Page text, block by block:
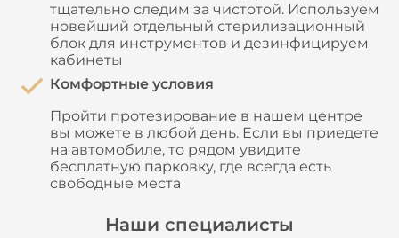
тщательно следим за чистотой. Используем
новейший отдельный стерилизационный
блок для инструментов и дезинфицируем
кабинеты
Комфортные условия
Пройти протезирование в нашем центре
вы можете в любой день. Если вы приедете
на автомобиле, то рядом увидите
бесплатную парковку, где всегда есть
свободные места
Наши специалисты